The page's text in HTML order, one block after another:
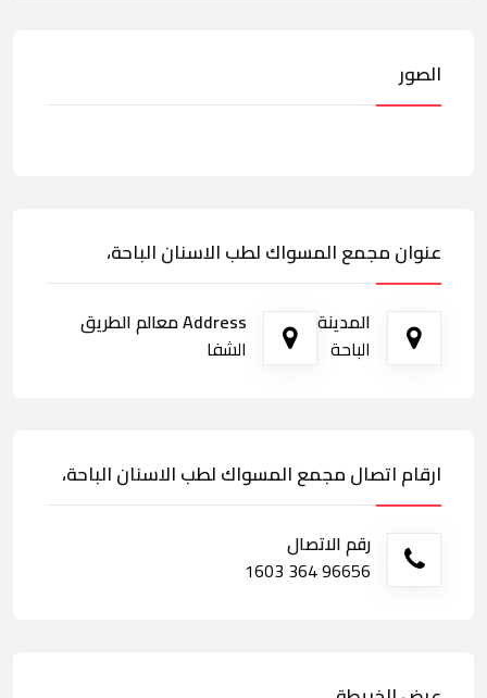
الصور
عنوان مجمع المسواك لطب الاسنان الباحة،
المدينة
الباحة
Address معالم الطريق
الشفا
ارقام اتصال مجمع المسواك لطب الاسنان الباحة،
رقم الاتصال
96656 364 1603